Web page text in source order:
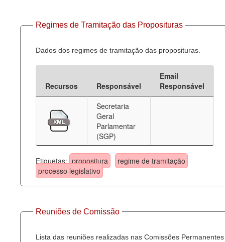
Regimes de Tramitação das Proposituras
Dados dos regimes de tramitação das proposituras.
Recursos Responsável
Email
Responsável
Secretaria
Geral
Parlamentar
(SGP)
Etiquetas: propositura
regime de tramitação
processo legislativo
Reuniões de Comissão
Lista das reuniões realizadas nas Comissões